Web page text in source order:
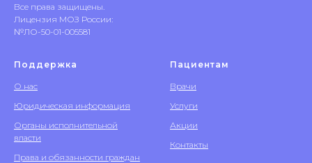
Все права защищены.
Лицензия МОЗ России:
№ЛО-50-01-005581
Поддержка
О нас
Юридическая информация
Органы исполнительной
власти
Права и обязанности граждан
Пациентам
Врачи
Услуги
Акции
Контакты